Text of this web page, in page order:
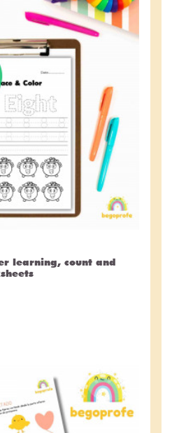
learning, count and